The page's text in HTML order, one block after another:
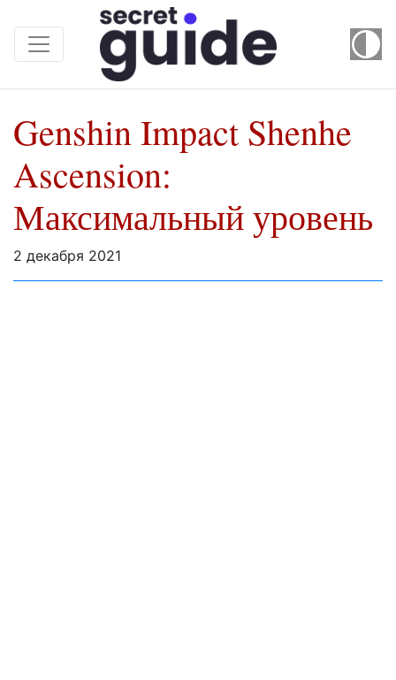
Genshin Impact Shenhe
Ascension:
Максимальный уровень
2 декабря 2021